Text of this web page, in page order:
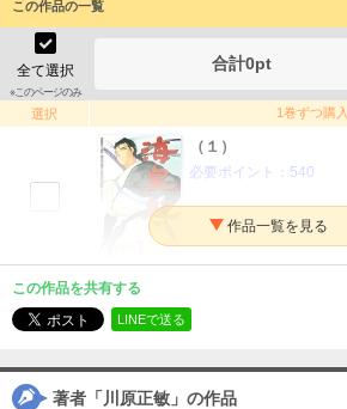
出版社
この作品の一覧
全て選択
※このページのみ
合計0pt
選択 1巻ずつ購入
（１）
必要ポイント： 540
必要ポイント：
この作品を共有する
LINEで送る
著者「川原正敏」の作品